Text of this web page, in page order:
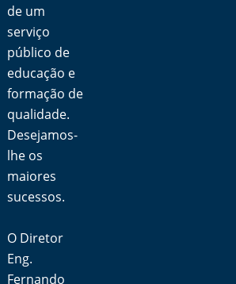
de um
serviço
público de
educação e
formação de
qualidade.
Desejamos-
lhe os
maiores
sucessos.
O Diretor
Eng.
Fernando